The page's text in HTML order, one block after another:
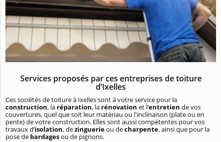
Services proposés par ces entreprises de toiture
d’Ixelles
Ces sociétés de toiture à Ixelles sont à votre service pour la
construction, la réparation, la rénovation et l’entretien de vos
couvertures, quel que soit leur matériau ou l'inclinaison (plate ou en
pente) de votre construction. Elles sont aussi compétentes pour vos
travaux d’isolation, dezinguerieou decharpente, ainsi que pour la
pose de bardagesou de pignons.